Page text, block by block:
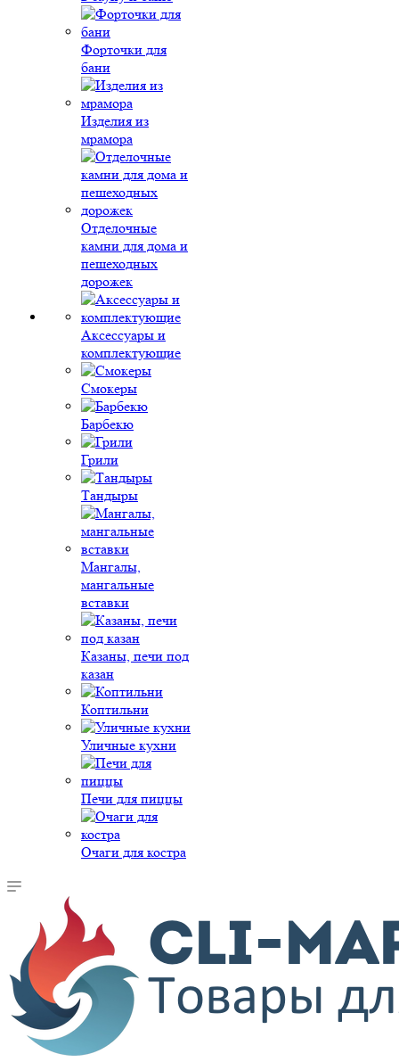
Форточки для
бани
Изделия из
мрамора
Отделочные
камни для дома и
пешеходных
дорожек
Аксессуары и
комплектующие
Смокеры
Барбекю
Грили
Тандыры
Мангалы,
мангальные
вставки
Казаны, печи под
казан
Коптильни
Уличные кухни
Печи для пиццы
Очаги для костра